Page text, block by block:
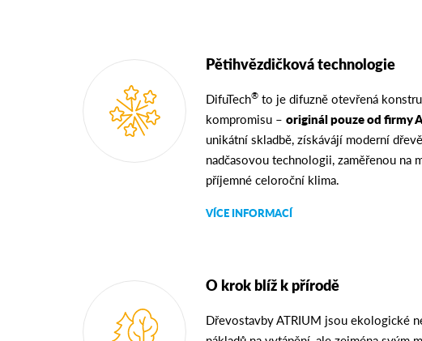
Pětihvězdičková technologie
DifuTech® to je difuzně otevřená
kompromisu – originál pouze od firmy
unikátní skladbě, získávájí moderní
nadčasovou technologii, zaměřenou na
příjemné celoroční klima.
VÍCE INFORMACÍ
O krok blíž k přírodě
Dřevostavby ATRIUM jsou ekologické